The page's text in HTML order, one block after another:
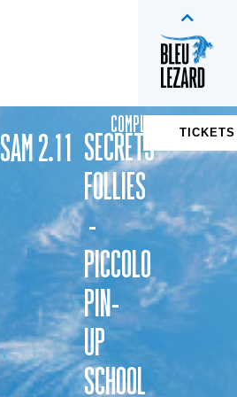
SAM 2.11 SECRETS
FOLLIES
-
PICCOLO
PIN-
UP
SCHOOL
COMPLET TICKETS